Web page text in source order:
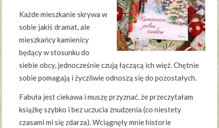
Każde mieszkanie skrywa w
sobie jakiś dramat, ale
mieszkańcy kamienicy
będący w stosunku do
siebie obcy, jednocześnie czują łączącą ich więź. Chętnie
sobie pomagają i życzliwie odnoszą się do pozostałych.
Fabuła jest ciekawa i muszę przyznać, że przeczytałam
książkę szybko i bez uczucia znudzenia (co niestety
czasami mi się zdarza). Wciągnęły mnie historie